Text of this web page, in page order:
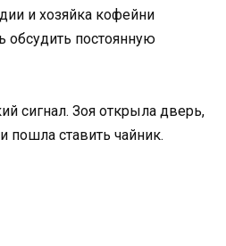
и хозяйка кофейни
обсудить постоянную
сигнал. Зоя открыла дверь,
пошла ставить чайник.